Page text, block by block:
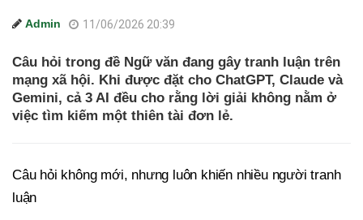
Admin 11/06/2026 20:39
Câu hỏi trong đề Ngữ văn đang gây tranh luận trên
mạng xã hội. Khi được đặt cho ChatGPT, Claude và
Gemini, cả 3 AI đều cho rằng lời giải không nằm ở
việc tìm kiếm một thiên tài đơn lẻ.
Câu hỏi không mới, nhưng luôn khiến nhiều người tranh
luận